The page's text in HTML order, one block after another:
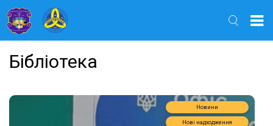
Бібліотека
Новини
Нові надходження